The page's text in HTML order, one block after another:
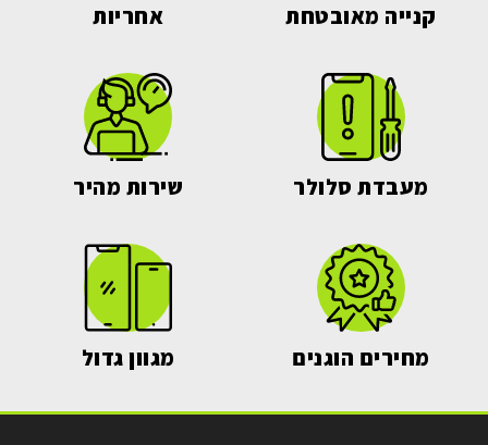
קנייה מאובטחת אחריות
מעבדת סלולר שירות מהיר
מחירים הוגנים מגוון גדול